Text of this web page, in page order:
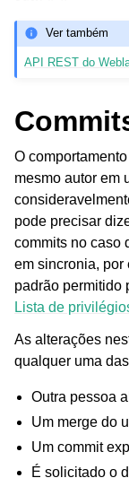
Ver também
API REST do
O
mesmo autor em
pode precisar
commits no caso
em sincronia, por
padrão permitido
Lista de
As alterações
qualquer uma
Outra pessoa
Um merge do
Um commit
É solicitado o